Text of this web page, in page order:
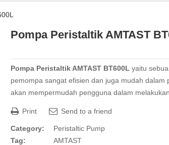
Pompa Peristaltik AMTAST
Pompa Peristaltik AMTAST BT600L yaitu
pemompa sangat efisien dan juga mudah dalam
akan mempermudah pengguna dalam
Print Send to a friend
Category:
Peristaltic Pump
Tag:
AMTAST